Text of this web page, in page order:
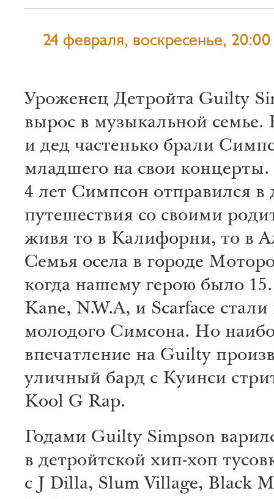
24 февраля, воскресенье, 20:00
Уроженец Детройта Guilty
вырос в музыкальной семье.
и дед частенько брали
младшего на свои концерты.
4 лет Симпсон отправился в
путешествия со своими
живя то в Калифорни, то в
Семья осела в городе
когда нашему герою было
Kane, N.W.A, и Scarface
молодого Симсона. Но
впечатление на Guilty
уличный бард с Куинси
Kool G Rap.
Годами Guilty Simpson
в детройтской хип-хоп
с J Dilla, Slum Village, Black